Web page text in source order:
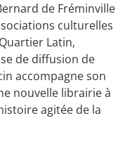
de Fréminville
culturelles
Latin,
de diffusion de
accompagne son
nouvelle librairie à
agitée de la